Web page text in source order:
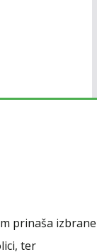
prinaša izbrane
ter